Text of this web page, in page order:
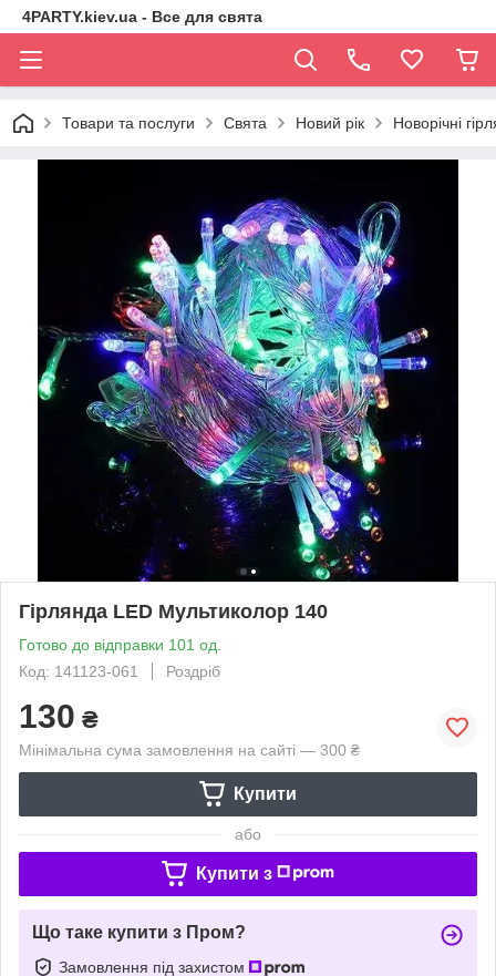
4PARTY.kiev.ua - Все для свята
Товари та послуги Свята Новий рік Новорічні
Гірлянда LED Мультиколор 140
Готово до відправки 101 од.
Код: 141123-061
Роздріб
130 ₴
Мінімальна сума замовлення на сайті — 300 ₴
Купити
або
Купити з
Що таке купити з Пром?
Замовлення під захистом